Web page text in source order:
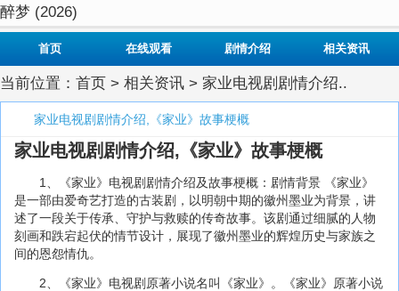
醉梦 (2026)
首页 在线观看 剧情介绍 相关资讯
当前位置： 首页 > 相关资讯 > 家业电视剧剧情介绍..
家业电视剧剧情介绍,《家业》故事梗概
家业电视剧剧情介绍,《家业》故事梗概
1、《家业》电视剧剧情介绍及故事梗概：剧情背景 《家业》
是一部由爱奇艺打造的古装剧，以明朝中期的徽州墨业为背景，讲
述了一段关于传承、守护与救赎的传奇故事。该剧通过细腻的人物
刻画和跌宕起伏的情节设计，展现了徽州墨业的辉煌历史与家族之
间的恩怨情仇。
2、《家业》电视剧原著小说名叫《家业》。《家业》原著小说